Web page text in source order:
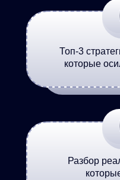
Топ-3
которые
Разбор